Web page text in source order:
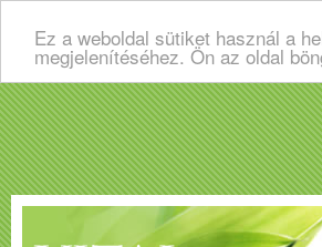
Ez a weboldal sütiket használ a
megjelenítéséhez. Ön az oldal